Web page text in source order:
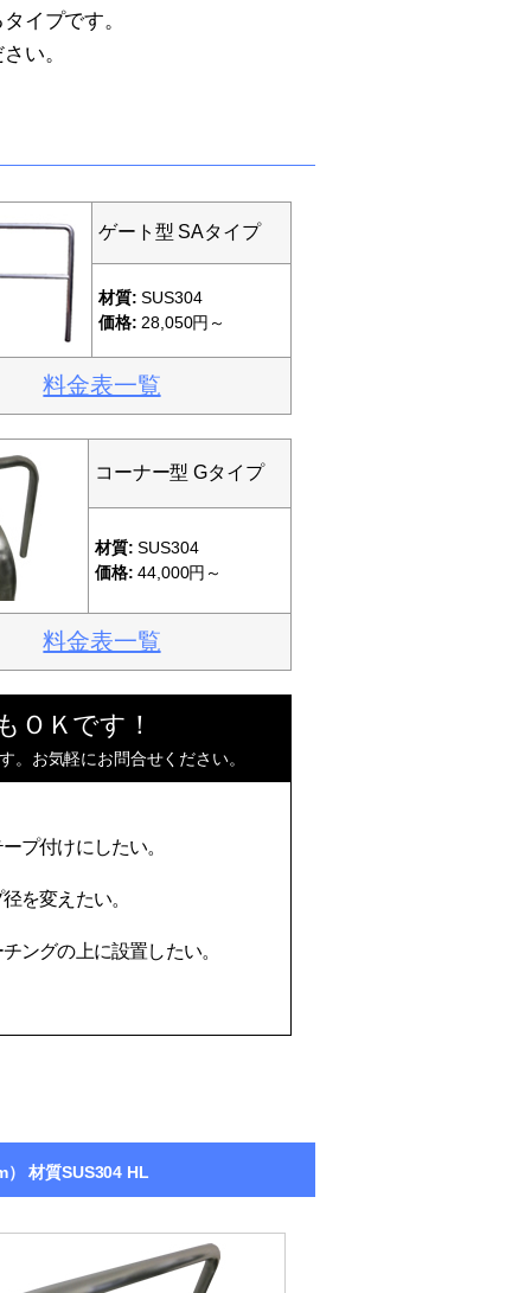
イプです。
い。
ゲート型 SAタイプ
材質: SUS304
価格: 28,050円～
料金表一覧
コーナー型 Gタイプ
材質: SUS304
価格: 44,000円～
料金表一覧
ＯＫです！
。お気軽にお問合せください。
プ付けにしたい。
を変えたい。
ングの上に設置したい。
） 材質SUS304 HL